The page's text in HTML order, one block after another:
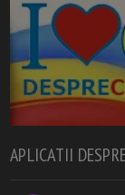
APLICATII